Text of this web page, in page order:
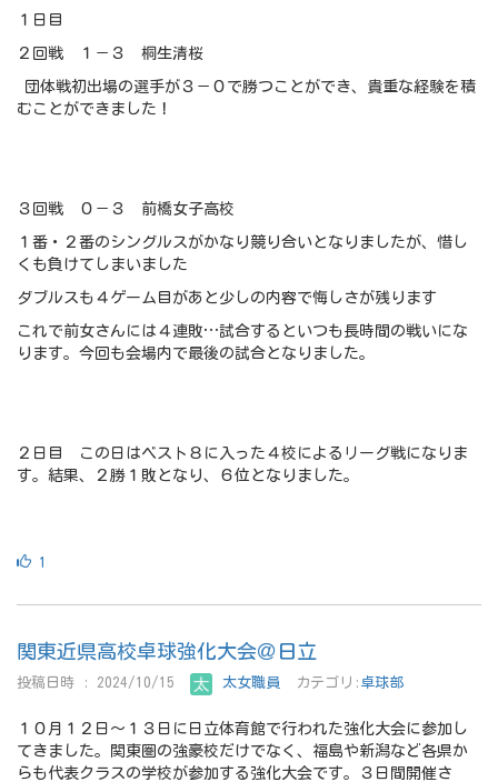
１日目
２回戦 １－３ 桐生清桜
団体戦初出場の選手が３－０で勝つことができ、貴重な経験を積
むことができました！
３回戦 ０－３ 前橋女子高校
１番・２番のシングルスがかなり競り合いとなりましたが、惜し
くも負けてしまいました
ダブルスも４ゲーム目があと少しの内容で悔しさが残ります
これで前女さんには４連敗…試合するといつも長時間の戦いにな
ります。今回も会場内で最後の試合となりました。
２日目 この日はベスト８に入った４校によるリーグ戦になりま
す。結果、２勝１敗となり、６位となりました。
1
関東近県高校卓球強化大会＠日立
投稿日時 : 2024/10/15 太女職員 カテゴリ: 卓球部
１０月１２日～１３日に日立体育館で行われた強化大会に参加し
てきました。関東圏の強豪校だけでなく、福島や新潟など各県か
らも代表クラスの学校が参加する強化大会です。３日間開催さ